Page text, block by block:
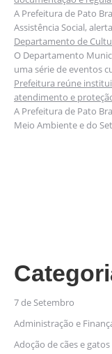
A Prefeitura de Pato
Assistência Social,
Departamento de
O Departamento
uma série de eventos
Prefeitura reúne
atendimento e
A Prefeitura de Pato
Meio Ambiente e do
7 de Setembro
Administração e
Adoção de cães e gatos